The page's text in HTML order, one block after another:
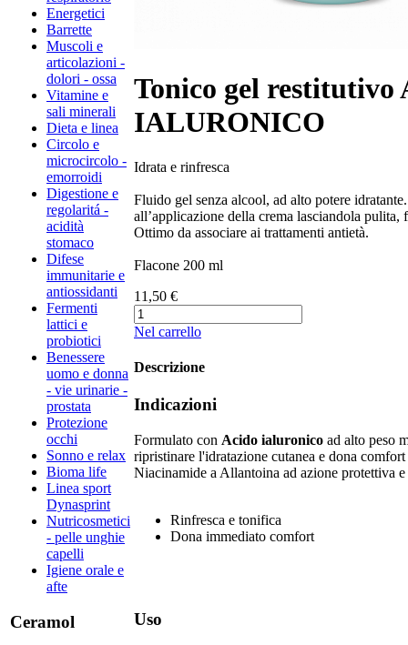
Energetici
Barrette
Muscoli e
articolazioni -
dolori - ossa
Vitamine e
sali minerali
Dieta e linea
Circolo e
microcircolo -
emorroidi
Digestione e
regolaritá -
acidità
stomaco
Difese
immunitarie e
antiossidanti
Fermenti
lattici e
probiotici
Benessere
uomo e donna
- vie urinarie -
prostata
Protezione
occhi
Sonno e relax
Bioma life
Linea sport
Dynasprint
Nutricosmetici
- pelle unghie
capelli
Igiene orale e
afte
Ceramol
Tonico gel restitutivo
IALURONICO
​​​​​​​​​​​Idrata e rinfresca​
Fluido gel senza alcool, ad alto potere
all’applicazione della crema lasciandola pulita,
Ottimo da associare ai trattamenti antietà.
Flacone 200 ml
11,50 €
Nel carrello
Descrizione
Indicazioni
Formulato con ​ Acido ialuronico ad alto peso
ripristinare l'idratazione cutanea e dona
Niacinamide a Allantoina ad azione protettiva
​Rinfresca e tonifica
Dona immediato comfort​​
Uso